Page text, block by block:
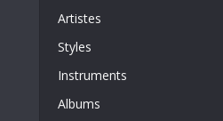
Artistes
Styles
Instruments
Albums